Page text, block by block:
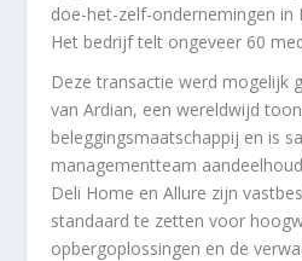
doe-het-zelf-ondernemingen in
Het bedrijf telt ongeveer 60
Deze transactie werd mogelijk
van Ardian, een wereldwijd
beleggingsmaatschappij en is
managementteam
Deli Home en Allure zijn
standaard te zetten voor
opbergoplossingen en de